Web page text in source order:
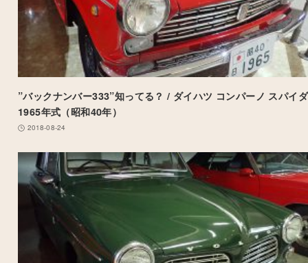
”バックナンバー333”知ってる？ / ダイハツ コンパーノ スパイ
1965年式（昭和40年）
2018-08-24